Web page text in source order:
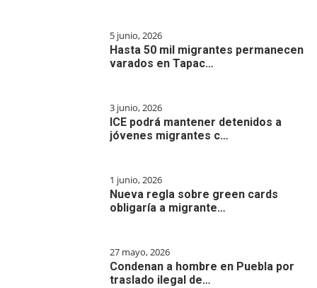
5 junio, 2026
Hasta 50 mil migrantes permanecen
varados en Tapac…
3 junio, 2026
ICE podrá mantener detenidos a
jóvenes migrantes c…
1 junio, 2026
Nueva regla sobre green cards
obligaría a migrante…
27 mayo, 2026
Condenan a hombre en Puebla por
traslado ilegal de…